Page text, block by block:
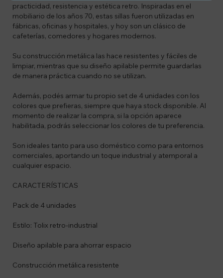
practicidad, resistencia y estética retro. Inspiradas en el
mobiliario de los años 70, estas sillas fueron utilizadas en
fábricas, oficinas y hospitales, y hoy son un clásico de
cafeterías, comedores y hogares modernos.
Su construcción metálica las hace resistentes y fáciles de
limpiar, mientras que su diseño apilable permite guardarlas
de manera práctica cuando no se utilizan.
Además, podés armar tu propio set de 4 unidades con los
colores que prefieras, siempre que haya stock disponible. Al
momento de realizar la compra, si la opción aparece
habilitada, podrás seleccionar los colores de tu preferencia.
Son ideales tanto para uso doméstico como para entornos
comerciales, aportando un toque industrial y atemporal a
cualquier espacio.
CARACTERÍSTICAS
Pack de 4 unidades
Estilo: Tolix retro-industrial
Diseño apilable para ahorrar espacio
Construcción metálica resistente